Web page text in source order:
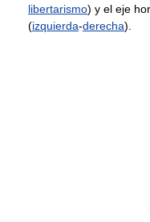
libertarismo) y el eje
(izquierda-derecha).